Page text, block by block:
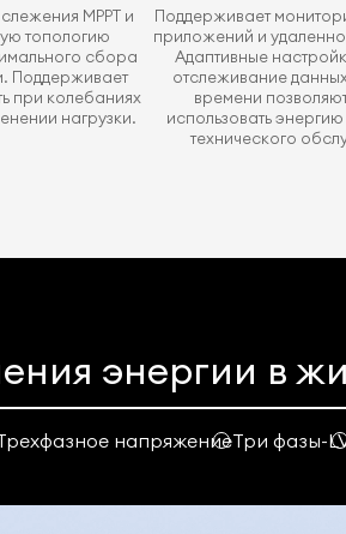
MPPT и
топологию
сбора
Поддерживает
при колебаниях
нагрузки.
Поддерживает
приложений и
Адаптивные
отслеживание
времени
использовать
технического
энергии в
напряжениеТри фазы-